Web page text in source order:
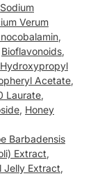
Sodium
Verum
,
Bioflavonoids,
Hydroxypropyl
Acetate,
Laurate,
, Honey
Barbadensis
Extract,
Jelly Extract,